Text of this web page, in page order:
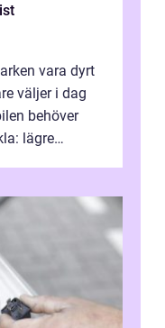
vara dyrt
väljer i dag
behöver
lägre